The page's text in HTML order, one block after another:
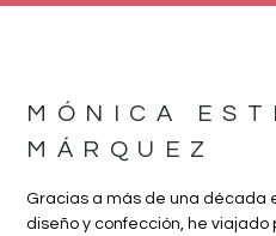
MÓNICA
MÁRQUEZ
Gracias a más de una década
diseño y confección, he viajado